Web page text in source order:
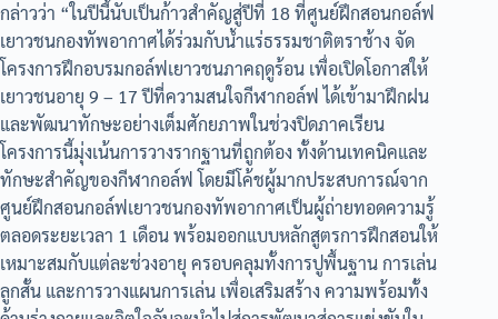
กล่าวว่า “ในปีนี้นับเป็นก้าวสำคัญสู่ปีที่ 18 ที่ศูนย์ฝึกสอนกอล์ฟ
เยาวชนกองทัพอากาศได้ร่วมกับน้ำแร่ธรรมชาติตราช้าง จัด
โครงการฝึกอบรมกอล์ฟเยาวชนภาคฤดูร้อน เพื่อเปิดโอกาสให้
เยาวชนอายุ 9 – 17 ปีที่ความสนใจกีฬากอล์ฟ ได้เข้ามาฝึกฝน
และพัฒนาทักษะอย่างเต็มศักยภาพในช่วงปิดภาคเรียน
โครงการนี้มุ่งเน้นการวางรากฐานที่ถูกต้อง ทั้งด้านเทคนิคและ
ทักษะสำคัญของกีฬากอล์ฟ โดยมีโค้ชผู้มากประสบการณ์จาก
ศูนย์ฝึกสอนกอล์ฟเยาวชนกองทัพอากาศเป็นผู้ถ่ายทอดความรู้
ตลอดระยะเวลา 1 เดือน พร้อมออกแบบหลักสูตรการฝึกสอนให้
เหมาะสมกับแต่ละช่วงอายุ ครอบคลุมทั้งการปูพื้นฐาน การเล่น
ลูกสั้น และการวางแผนการเล่น เพื่อเสริมสร้าง ความพร้อมทั้ง